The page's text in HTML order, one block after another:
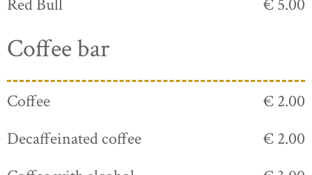
Red Bull
€ 5.00
Coffee bar
Coffee
€ 2.00
Decaffeinated coffee
€ 2.00